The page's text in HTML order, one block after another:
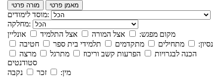
מורה פרטי מאמן פרטי
מוסד לימודים:
מחלקה:
מקום מפגש:
אצל המורה אצל התלמיד
אונליין
נסיון:
מתחילים מתקדמים תלמידי בית ספר
חטיבה
הכנה לבגרויות
הפרעות קשב וריכוז מתרגל
מרצה
סטודנטים
מין:
זכר נקבה